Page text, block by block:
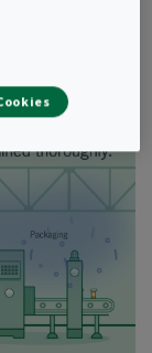
for the right